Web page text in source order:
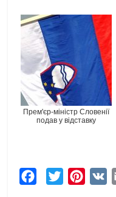
Прем'єр-міністр Словенії
подав у відставку